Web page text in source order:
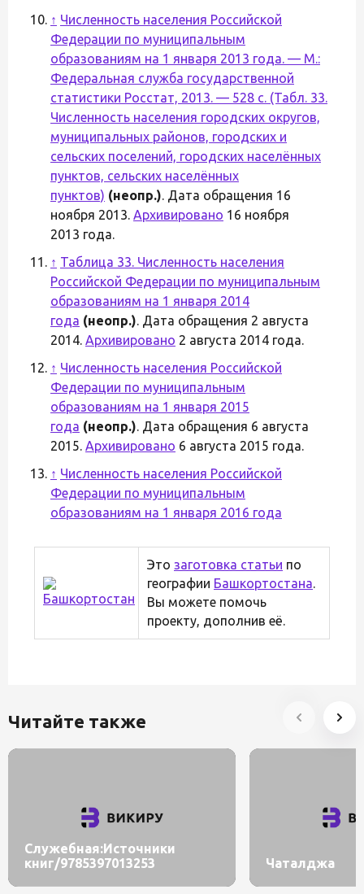
↑ Численность населения Российской
Федерации по муниципальным
образованиям на 1 января 2013 года. — М.:
Федеральная служба государственной
статистики Росстат, 2013. — 528 с. (Табл. 33.
Численность населения городских округов,
муниципальных районов, городских и
сельских поселений, городских населённых
пунктов, сельских населённых
пунктов) (неопр.). Дата обращения 16
ноября 2013. Архивировано 16 ноября
2013 года.
↑ Таблица 33. Численность населения
Российской Федерации по муниципальным
образованиям на 1 января 2014
года (неопр.). Дата обращения 2 августа
2014. Архивировано 2 августа 2014 года.
↑ Численность населения Российской
Федерации по муниципальным
образованиям на 1 января 2015
года (неопр.). Дата обращения 6 августа
2015. Архивировано 6 августа 2015 года.
↑ Численность населения Российской
Федерации по муниципальным
образованиям на 1 января 2016 года
Это заготовка статьи по
географии Башкортостана.
Вы можете помочь
проекту, дополнив её.
Читайте также
Служебная:Источники
книг/9785397013253
Чаталджа